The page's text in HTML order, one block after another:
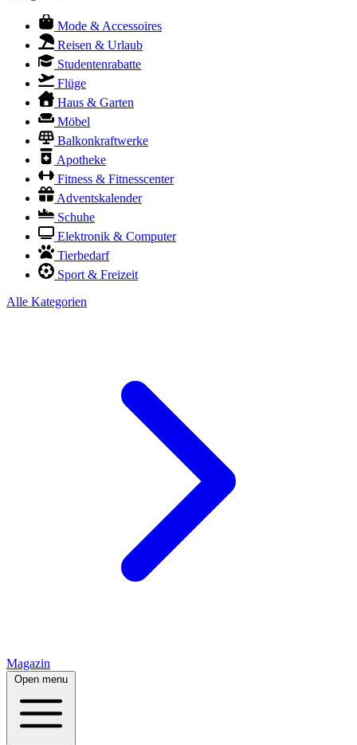
Mode & Accessoires
Reisen & Urlaub
Studentenrabatte
Flüge
Haus & Garten
Möbel
Balkonkraftwerke
Apotheke
Fitness & Fitnesscenter
Adventskalender
Schuhe
Elektronik & Computer
Tierbedarf
Sport & Freizeit
Alle Kategorien
Magazin
Open menu